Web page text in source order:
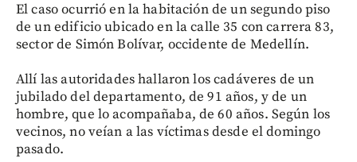
El caso ocurrió en la habitación de un segundo piso
de un edificio ubicado en la calle 35 con carrera 83,
sector de Simón Bolívar, occidente de Medellín.
Allí las autoridades hallaron los cadáveres de un
jubilado del departamento, de 91 años, y de un
hombre, que lo acompañaba, de 60 años. Según los
vecinos, no veían a las víctimas desde el domingo
pasado.